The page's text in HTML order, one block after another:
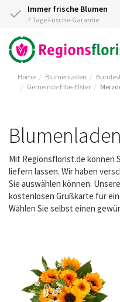
Immer frische Blumen
7 Tage Frische-Garantie
Home Blumenladen
Gemeinde Elbe-Elster
Mit Regionsflorist.de können
liefern lassen. Wir haben
Sie auswählen können. Unsere
kostenlosen Grußkarte für
Wählen Sie selbst einen